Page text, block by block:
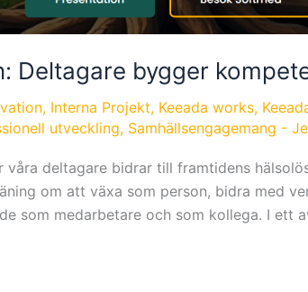
Deltagare bygger
, Interna Projekt, Keeada works,
utveckling, Samhällsengagemang -
deltagare bidrar till framtidens
om att växa som person, bidra med
som medarbetare och som kollega. I ett